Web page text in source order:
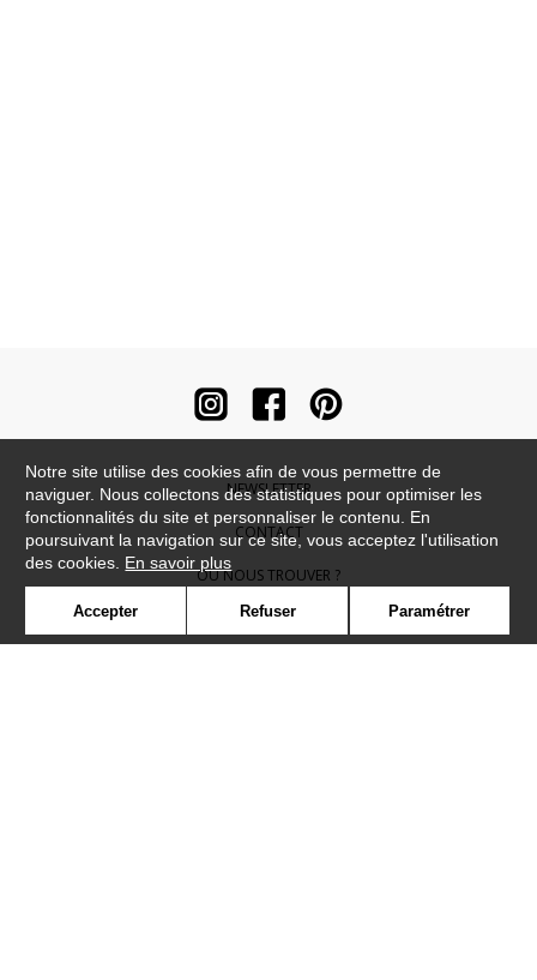
NEWSLETTER
CONTACT
OÙ NOUS TROUVER ?
CONTRACT
Notre site utilise des cookies afin de vous permettre de
naviguer. Nous collectons des statistiques pour optimiser les
fonctionnalités du site et personnaliser le contenu. En
poursuivant la navigation sur ce site, vous acceptez l'utilisation
des cookies. En savoir plus
Accepter Refuser Paramétrer